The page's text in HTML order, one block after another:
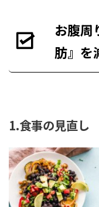
お腹周
肪』を
1.食事の見直し